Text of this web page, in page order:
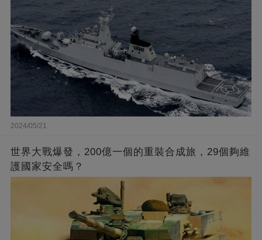
2024/05/21
世界大戰爆發，200億一個的重裝合成旅，29個夠維
護國家安全嗎？